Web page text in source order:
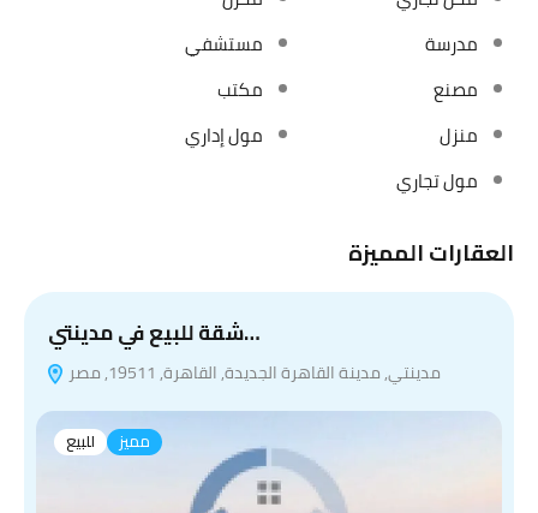
مدرسة
مستشفي
مصنع
مكتب
منزل
مول إداري
مول تجاري
العقارات المميزة
شقة للبيع في مدينتي…
مدينتي, مدينة القاهرة الجديدة, القاهرة, 19511, مصر
للبيع مميز